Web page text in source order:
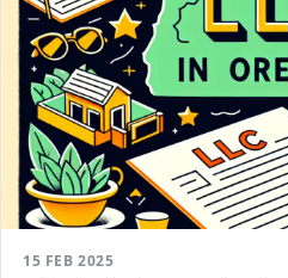
15 FEB 2025